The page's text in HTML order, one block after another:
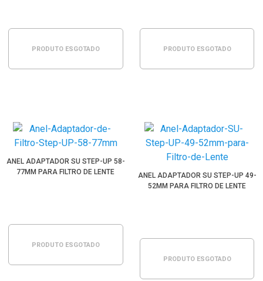
PRODUTO ESGOTADO PRODUTO ESGOTADO
ANEL ADAPTADOR SU STEP-UP 58-
77MM PARA FILTRO DE LENTE
PRODUTO ESGOTADO
ANEL ADAPTADOR SU STEP-UP 49-
52MM PARA FILTRO DE LENTE
PRODUTO ESGOTADO